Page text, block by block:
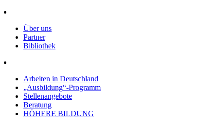
Über uns
Partner
Bibliothek
Arbeiten in Deutschland
„Ausbildung“-Programm
Stellenangebote
Beratung
HÖHERE BILDUNG